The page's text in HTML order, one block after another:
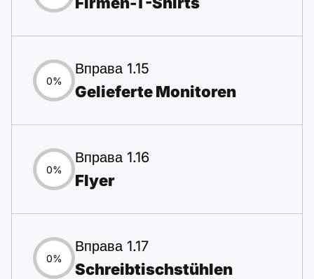
0%
Вправа 1.15
Gelieferte Monitoren
0%
Вправа 1.16
Flyer
0%
Вправа 1.17
Schreibtischstühlen